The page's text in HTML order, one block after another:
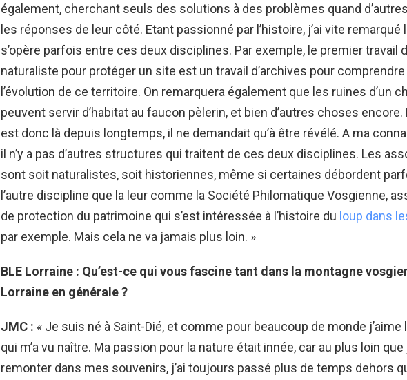
également, cherchant seuls des solutions à des problèmes quand
les réponses de leur côté. Etant passionné par l’histoire, j’ai vite remarqué
s’opère parfois entre ces deux disciplines. Par exemple, le premier travail
naturaliste pour protéger un site est un travail d’archives pour comprendre
l’évolution de ce territoire. On remarquera également que les ruines d’un
peuvent servir d’habitat au faucon pèlerin, et bien d’autres choses encore.
est donc là depuis longtemps, il ne demandait qu’à être révélé. A ma
il n’y a pas d’autres structures qui traitent de ces deux disciplines. Les
sont soit naturalistes, soit historiennes, même si certaines débordent
l’autre discipline que la leur comme la Société Philomatique Vosgienne,
de protection du patrimoine qui s’est intéressée à l’histoire du loup dans
par exemple. Mais cela ne va jamais plus loin. »
BLE Lorraine : Qu’est-ce qui vous fascine tant dans la montagne
Lorraine en générale ?
JMC : « Je suis né à Saint-Dié, et comme pour beaucoup de monde j’aime
qui m’a vu naître. Ma passion pour la nature était innée, car au plus loin
remonter dans mes souvenirs, j’ai toujours passé plus de temps dehors